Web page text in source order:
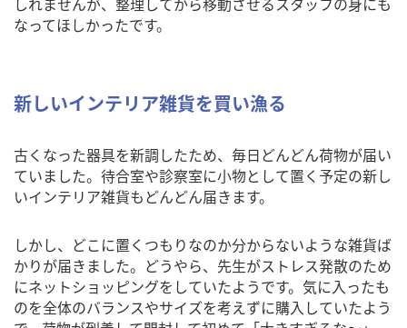
なってほしかったです。
新しいインテリア雑貨を買い漁る
古くなった器具を新調したため、毎日どんどん荷物が届い
ていました。待合室や診察室に小物として置く予定の新し
いインテリア雑貨もどんどん届きます。
しかし、どこに置くつもりなのか分からないような雑貨ば
かりが届きました。どうやら、先生がストレス発散のため
にネットショッピングをしていたようです。気に入ったも
のを全体のバランスやサイズを考えずに購入していたよう